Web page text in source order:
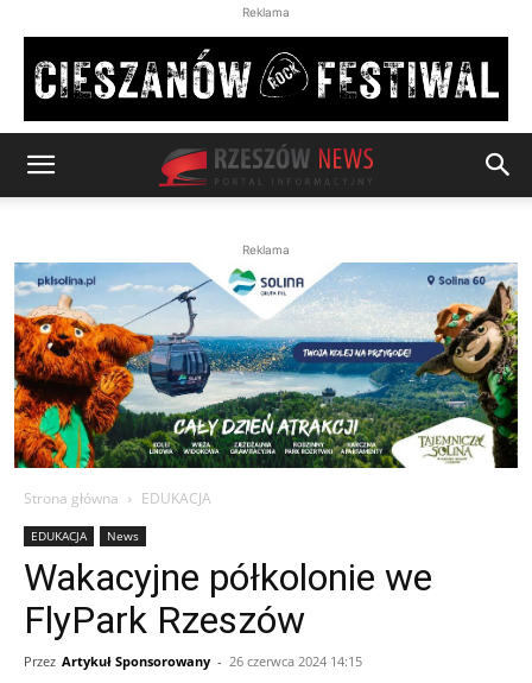
Reklama
Reklama
Strona główna EDUKACJA
EDUKACJA News
Wakacyjne półkolonie we
FlyPark Rzeszów
Przez Artykuł Sponsorowany - 26 czerwca 2024 14:15